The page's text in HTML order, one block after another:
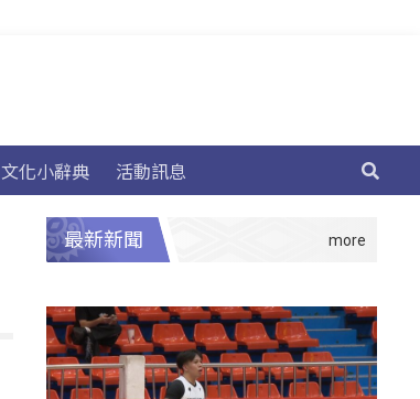
文化小辭典 活動訊息
最新新聞